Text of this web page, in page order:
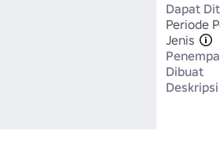
Dapat
Periode
Jenis
Dibuat
Deskripsi